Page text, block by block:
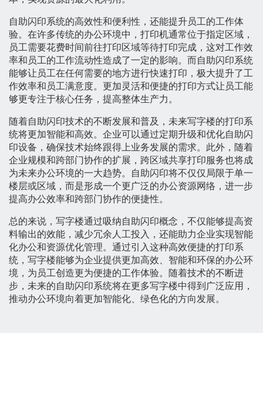
自助闪印系统的高效性和便利性，还能提升员工的工作体
验。在许多传统的办公环境中，打印机通常位于指定区域，
员工需要花费时间前往打印区域等待打印完成，这对工作效
率和员工的工作流动性造成了一定的影响。而自助闪印系统
能够让员工在任何需要的地方进行快速打印，极大提升了工
作效率和员工满意度。更加灵活和便捷的打印方式让员工能
够更专注于核心任务，提高整体生产力。
随着自助闪印技术的不断发展和普及，未来写字楼的打印系
统将更加智能和高效。企业可以通过定期升级和优化自助闪
印设备，确保技术始终跟得上业务发展的需求。此外，随着
企业规模和跨部门协作的扩展，跨区域共享打印服务也将成
为未来办公环境的一大趋势。自助闪印将不仅仅局限于单一
楼层或区域，而是形成一个更广泛的办公资源网络，进一步
提高办公效率和跨部门协作的便捷性。
总的来说，写字楼通过吸纳自助闪印概念，不仅能够提高资
料输出的效能，减少冗余人工投入，还能助力企业实现智能
化办公和资源优化管理。通过引入这种高效便捷的打印系
统，写字楼能够为企业提供更加高效、智能和环保的办公环
境，为员工创造更为便捷的工作体验。随着技术的不断进
步，未来的自助闪印系统将在更多写字楼中得到广泛应用，
推动办公环境向着更加智能化、绿色化的方向发展。